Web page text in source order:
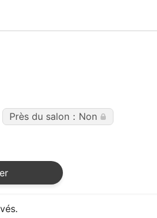
Près du salon：Non